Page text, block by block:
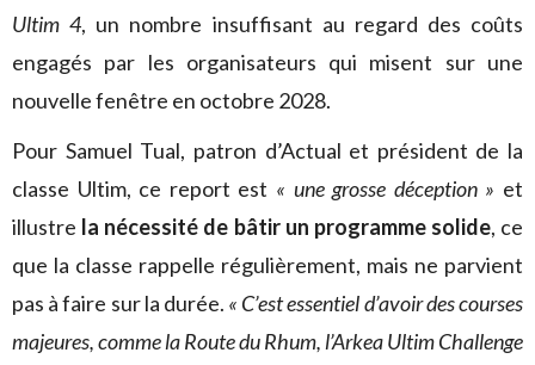
Ultim 4, un nombre insuffisant au regard des coûts
engagés par les organisateurs qui misent sur une
nouvelle fenêtre en octobre 2028.
Pour Samuel Tual, patron d’Actual et président de la
classe Ultim, ce report est « une grosse déception » et
illustre la nécessité de bâtir un programme solide, ce
que la classe rappelle régulièrement, mais ne parvient
pas à faire sur la durée. « C’est essentiel d’avoir des courses
majeures, comme la Route du Rhum, l’Arkea Ultim Challenge